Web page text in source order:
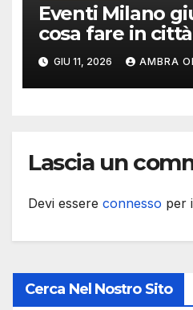
Eventi Milano
cosa fare in
mese d’estate
GIU 11, 2026 AMBRA
Lascia un
Devi essere connesso per
Cerca Nel Nostro Sito